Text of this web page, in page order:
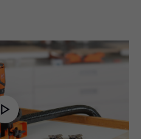
Play